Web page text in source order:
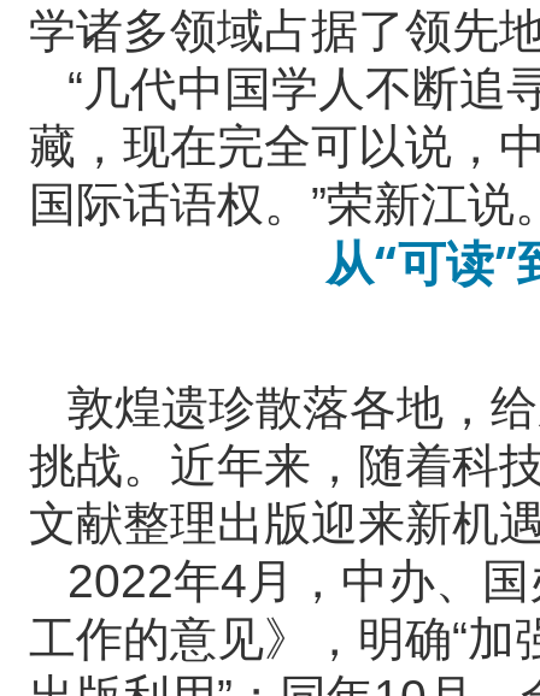
学诸多领域占据了领先
“几代中国学人不断追
藏，现在完全可以说，
国际话语权。”荣新江说
从“可读”
敦煌遗珍散落各地，
挑战。近年来，随着科
文献整理出版迎来新机
2022年4月，中办、
工作的意见》，明确“